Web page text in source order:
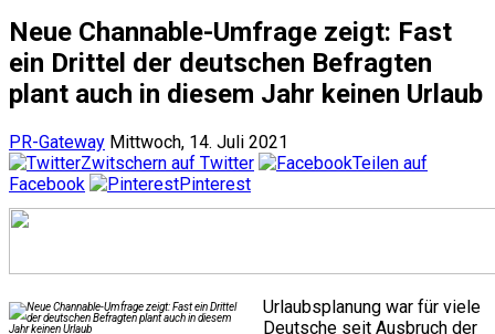
Neue Channable-Umfrage zeigt: Fast
ein Drittel der deutschen Befragten
plant auch in diesem Jahr keinen Urlaub
PR-Gateway Mittwoch, 14. Juli 2021
Zwitschern auf Twitter
Teilen auf
Facebook
Pinterest
Urlaubsplanung war für viele
Deutsche seit Ausbruch der